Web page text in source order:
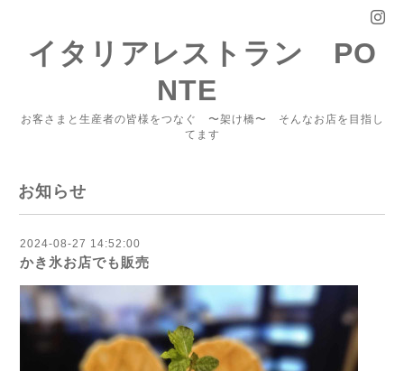
イタリアレストラン PO
NTE
お客さまと生産者の皆様をつなぐ 〜架け橋〜 そんなお店を目指し
てます
お知らせ
2024-08-27 14:52:00
かき氷お店でも販売